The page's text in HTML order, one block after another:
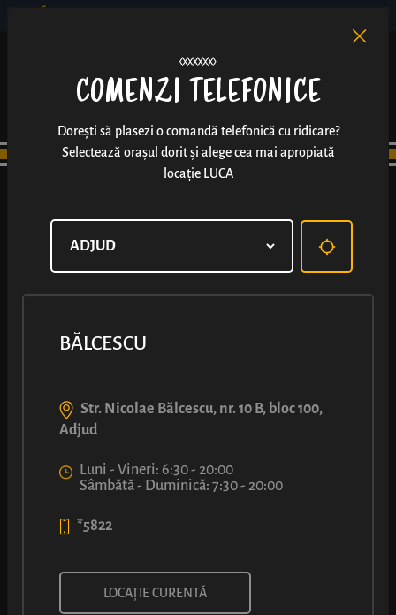
SANDVIȘ CU ȘUNCĂ DE CURCAN
COMENZI TELEFONICE
Dorești să plasezi o comandă telefonică cu ridicare?
Selectează orașul dorit și alege cea mai apropiată
locație LUCA
BĂLCESCU
Str. Nicolae Bălcescu, nr. 10 B, bloc 100,
Adjud
Luni - Vineri: 6:30 - 20:00
Sâmbătă - Duminică: 7:30 - 20:00
*5822
LOCAȚIE CURENTĂ